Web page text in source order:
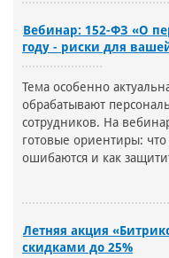
Вебинар: 152-ФЗ «О
году - риски для
Тема особенно
обрабатывают
сотрудников. На
готовые ориентиры:
ошибаются и как
Летняя акция
скидками до 25%